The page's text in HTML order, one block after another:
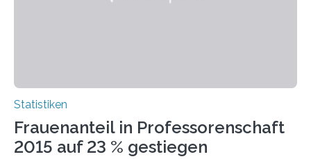
Statistiken
Frauenanteil in Professorenschaft
2015 auf 23 % gestiegen